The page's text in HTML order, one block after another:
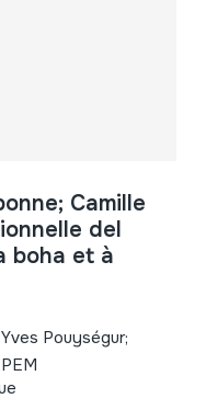
Camille
del
boha et à
Pouységur;